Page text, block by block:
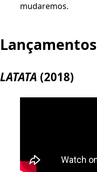
mudaremos.
Lançamentos
LATATA (2018)